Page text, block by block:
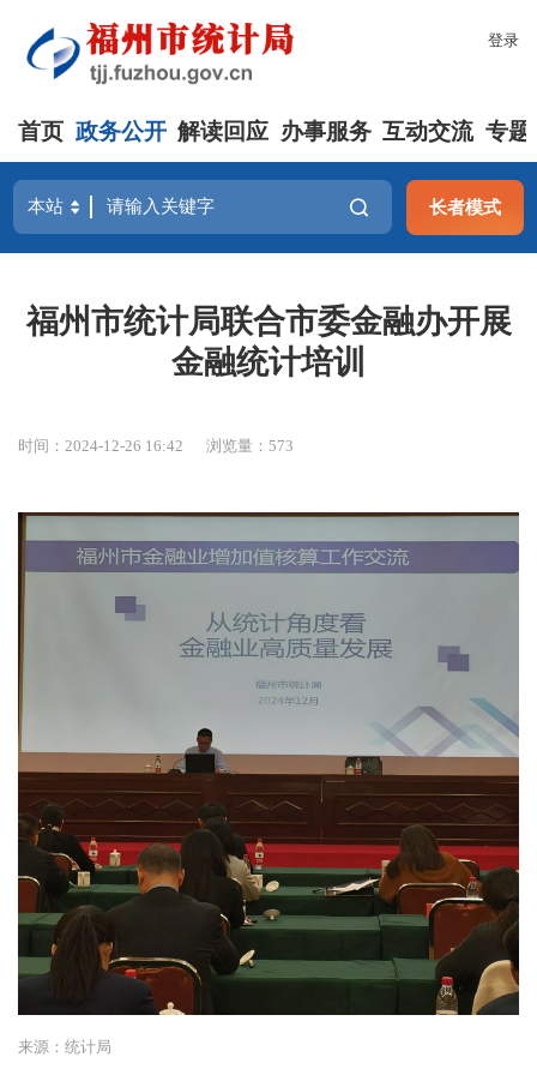
登录
首页 政务公开 解读回应 办事服务 互动交流 专题
长者模式
福州市统计局联合市委金融办开展
金融统计培训
时间：2024-12-26 16:42 浏览量：573
来源：统计局